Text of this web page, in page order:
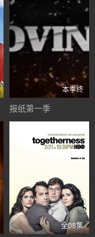
本季终
报纸第一季
全08集